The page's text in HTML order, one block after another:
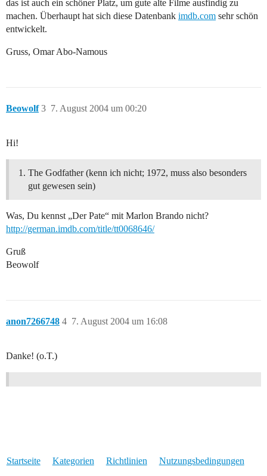
das ist auch ein schöner Platz, um gute alte Filme ausfindig zu
machen. Überhaupt hat sich diese Datenbank imdb.com sehr schön
entwickelt.
Gruss, Omar Abo-Namous
Beowolf 7. August 2004 um 00:20
3
Hi!
The Godfather (kenn ich nicht; 1972, muss also besonders
gut gewesen sein)
Was, Du kennst „Der Pate“ mit Marlon Brando nicht?
http://german.imdb.com/title/tt0068646/
Gruß
Beowolf
anon7266748 7. August 2004 um 16:08
4
Danke! (o.T.)
Startseite Kategorien Richtlinien Nutzungsbedingungen